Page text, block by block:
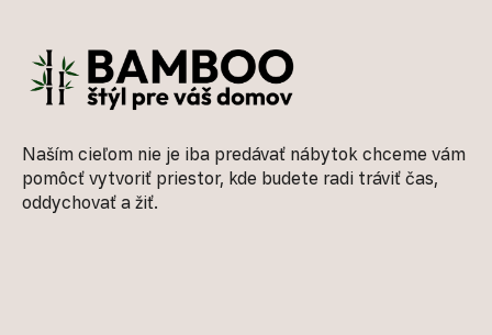
Naším cieľom nie je iba predávať nábytok chceme vám
pomôcť vytvoriť priestor, kde budete radi tráviť čas,
oddychovať a žiť.